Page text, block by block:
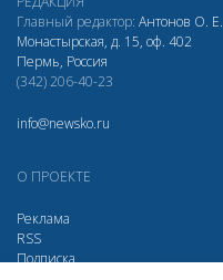
Главный редактор: Антонов О. Е.
Монастырская, д. 15, оф. 402
Пермь, Россия
(342) 206-40-23
info@newsko.ru
О ПРОЕКТЕ
Реклама
RSS
Подписка